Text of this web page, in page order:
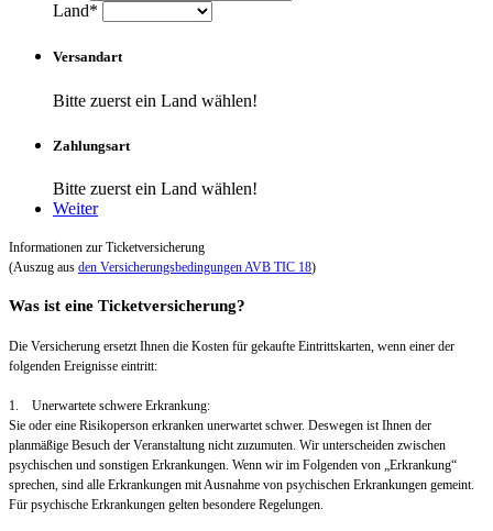
Land*
Versandart
Bitte zuerst ein Land wählen!
Zahlungsart
Bitte zuerst ein Land wählen!
Weiter
Informationen zur Ticketversicherung
(Auszug aus den Versicherungsbedingungen AVB TIC 18)
Was ist eine Ticketversicherung?
Die Versicherung ersetzt Ihnen die Kosten für gekaufte Eintrittskarten, wenn einer der
folgenden Ereignisse eintritt:
1. Unerwartete schwere Erkrankung:
Sie oder eine Risikoperson erkranken unerwartet schwer. Deswegen ist Ihnen der
planmäßige Besuch der Veranstaltung nicht zuzumuten. Wir unterscheiden zwischen
psychischen und sonstigen Erkrankungen. Wenn wir im Folgenden von „Erkrankung“
sprechen, sind alle Erkrankungen mit Ausnahme von psychischen Erkrankungen gemeint.
Für psychische Erkrankungen gelten besondere Regelungen.